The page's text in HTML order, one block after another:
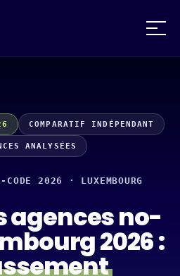
COMPARATIF INDÉPENDANT
ANALYSÉES
2026 · LUXEMBOURG
agences no-
2026 :